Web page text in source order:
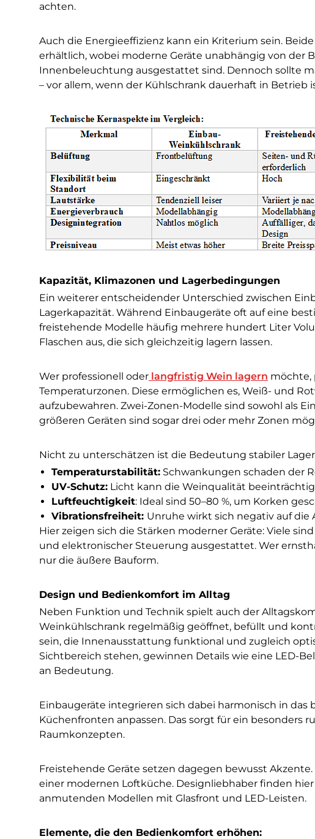
achten.
Auch die Energieeffizienz kann ein Kriterium sein.
erhältlich, wobei moderne Geräte unabhängig von der
Innenbeleuchtung ausgestattet sind. Dennoch sollte
– vor allem, wenn der Kühlschrank dauerhaft in Betrieb
Kapazität, Klimazonen und Lagerbedingungen
Ein weiterer entscheidender Unterschied zwischen
Lagerkapazität. Während Einbaugeräte oft auf eine
freistehende Modelle häufig mehrere hundert Liter
Flaschen aus, die sich gleichzeitig lagern lassen.
Wer professionell oder langfristig Wein lagern möchte,
Temperaturzonen. Diese ermöglichen es, Weiß- und
aufzubewahren. Zwei-Zonen-Modelle sind sowohl als
größeren Geräten sind sogar drei oder mehr Zonen
Nicht zu unterschätzen ist die Bedeutung stabiler
Temperaturstabilität: Schwankungen schaden der
UV-Schutz: Licht kann die Weinqualität
Luftfeuchtigkeit: Ideal sind 50–80 %, um Korken
Vibrationsfreiheit: Unruhe wirkt sich negativ auf die
Hier zeigen sich die Stärken moderner Geräte: Viele
und elektronischer Steuerung ausgestattet. Wer
nur die äußere Bauform.
Design und Bedienkomfort im Alltag
Neben Funktion und Technik spielt auch der
Weinkühlschrank regelmäßig geöffnet, befüllt und
sein, die Innenausstattung funktional und zugleich
Sichtbereich stehen, gewinnen Details wie eine LED-
an Bedeutung.
Einbaugeräte integrieren sich dabei harmonisch in das
Küchenfronten anpassen. Das sorgt für ein besonders
Raumkonzepten.
Freistehende Geräte setzen dagegen bewusst
einer modernen Loftküche. Designliebhaber finden
anmutenden Modellen mit Glasfront und LED-Leisten.
Elemente, die den Bedienkomfort erhöhen: